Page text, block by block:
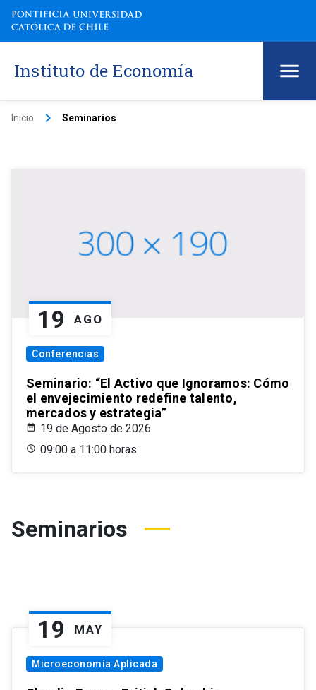
Instituto de Economía
Inicio keyboard_arrow_right Seminarios
19 AGO
Conferencias
Seminario: “El Activo que Ignoramos: Cómo
el envejecimiento redefine talento,
mercados y estrategia”
19 de Agosto de 2026
09:00 a 11:00 horas
Seminarios
19 MAY
Microeconomía Aplicada